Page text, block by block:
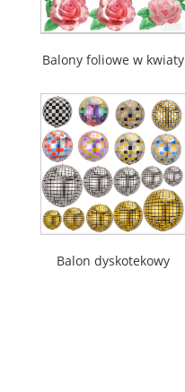
Balony foliowe w kwiaty
Balon dyskotekowy